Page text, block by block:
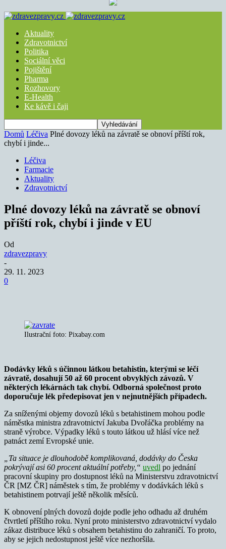
Aktuality
Zdravotnictví
Politika
Sociální věci
Pojištění
Pharma
Rozhovory
E-Health
Ke kávě i čaji
Domů Léčiva Plné dovozy léků na závratě se obnoví příští rok,
chybí i jinde...
Léčiva
Farmacie
Aktuality
Zdravotnictví
Plné dovozy léků na závratě se obnoví
příští rok, chybí i jinde v EU
Od
zdravezpravy
-
29. 11. 2023
0
Ilustrační foto: Pixabay.com
Dodávky léků s účinnou látkou betahistin, kterými se léčí
závratě, dosahují 50 až 60 procent obvyklých závozů. V
některých lékárnách tak chybí. Odborná společnost proto
doporučuje lék předepisovat jen v nejnutnějších případech.
Za sníženými objemy dovozů léků s betahistinem mohou podle
náměstka ministra zdravotnictví Jakuba Dvořáčka problémy na
straně výrobce. Výpadky léků s touto látkou už hlásí více než
patnáct zemí Evropské unie.
„Ta situace je dlouhodobě komplikovaná, dodávky do Česka
pokrývají asi 60 procent aktuální potřeby,“ uvedl po jednání
pracovní skupiny pro dostupnost léků na Ministerstvu zdravotnictví
ČR [MZ ČR] náměstek s tím, že problémy v dodávkách léků s
betahistinem potrvají ještě několik měsíců.
K obnovení plných dovozů dojde podle jeho odhadu až druhém
čtvrtletí příštího roku. Nyní proto ministerstvo zdravotnictví vydalo
zákaz distribuce léků s obsahem betahistinu do zahraničí. To proto,
aby se jejich nedostupnost ještě více nezhoršila.